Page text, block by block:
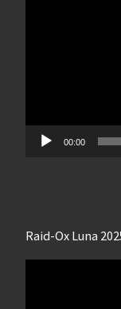
00:00
Raid-Ox Luna